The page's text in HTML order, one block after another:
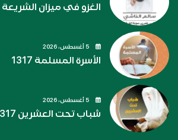
الغزو في ميزان الشريعة
الأسرة المسلمة 1317
شباب تحت العشرين 1317